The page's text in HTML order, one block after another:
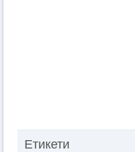
Етикети